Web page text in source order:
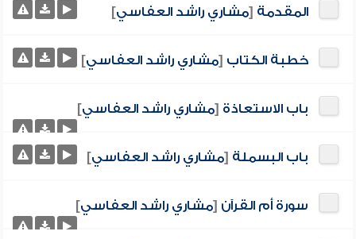
المقدمة [مشاري راشد العفاسي]
خطبة الكتاب [مشاري راشد العفاسي]
باب الاستعاذة [مشاري راشد العفاسي]
باب البسملة [مشاري راشد العفاسي]
سورة أم القرآن [مشاري راشد العفاسي]